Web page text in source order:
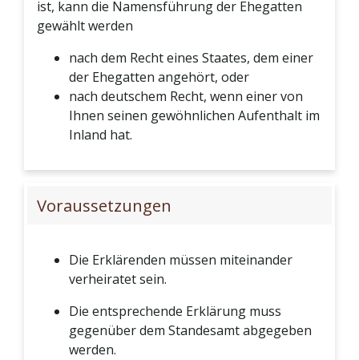
ist, kann die Namensführung der Ehegatten
gewählt werden
nach dem Recht eines Staates, dem einer
der Ehegatten angehört, oder
nach deutschem Recht, wenn einer von
Ihnen seinen gewöhnlichen Aufenthalt im
Inland hat.
Voraussetzungen
Die Erklärenden müssen miteinander
verheiratet sein.
Die entsprechende Erklärung muss
gegenüber dem Standesamt abgegeben
werden.